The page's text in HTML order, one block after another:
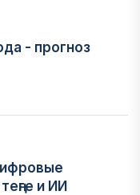
- прогноз
и ИИ